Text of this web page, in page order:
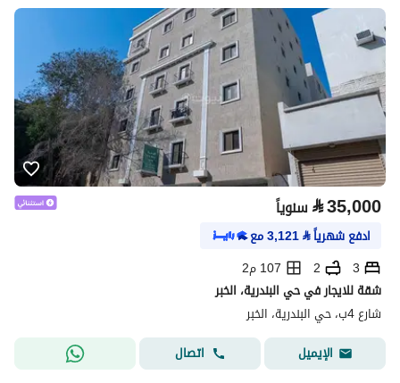
⃁35,000 سنوياً
ادفع شهرياً⃁
3,121مع
3
2
107 م2
شقة للايجار في حي البندرية، الخبر
شارع 4ب، حي البندرية، الخبر
الإيميل
اتصال